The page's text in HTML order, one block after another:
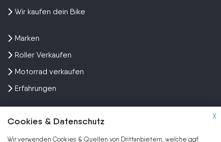
X
Cookies & Datenschutz
Wir verwenden Cookies & Quellen von Drittanbietern, welche ggf.
Wir kaufen dein Bike
Marken
Roller Verkaufen
Motorrad verkaufen
Erfahrungen